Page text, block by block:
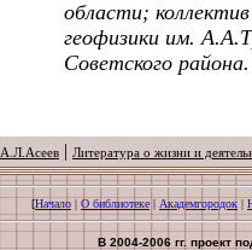
области;
геофизики им.
Советского района.
А.Л.Асеев | Литература о жизни и
[Начало | О библиотеке | Академгородок |
В 2004-2006 гг. проект